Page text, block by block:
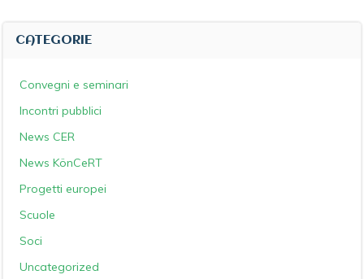
CATEGORIE
Convegni e seminari
Incontri pubblici
News CER
News KönCeRT
Progetti europei
Scuole
Soci
Uncategorized